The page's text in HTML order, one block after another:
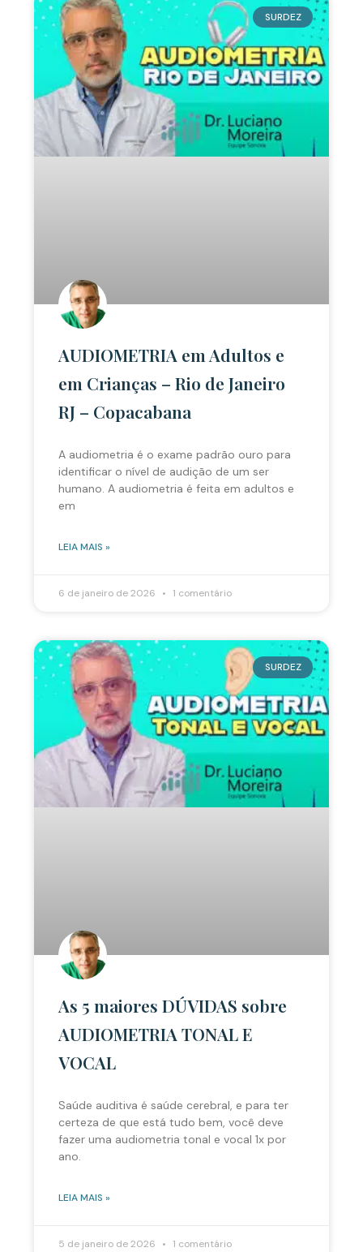
SURDEZ
AUDIOMETRIA em Adultos e
em Crianças – Rio de Janeiro
RJ – Copacabana
A audiometria é o exame padrão ouro para
identificar o nível de audição de um ser
humano. A audiometria é feita em adultos e
em
LEIA MAIS »
6 de janeiro de 2026 1 comentário
SURDEZ
As 5 maiores DÚVIDAS sobre
AUDIOMETRIA TONAL E
VOCAL
Saúde auditiva é saúde cerebral, e para ter
certeza de que está tudo bem, você deve
fazer uma audiometria tonal e vocal 1x por
ano.
LEIA MAIS »
5 de janeiro de 2026 1 comentário